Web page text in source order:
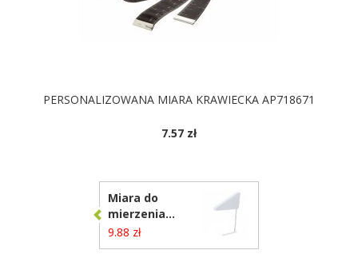
PERSONALIZOWANA MIARA KRAWIECKA AP718671
7.57 zł
Miara do
mierzenia
wzrostu 2m
VA300
9.88 zł